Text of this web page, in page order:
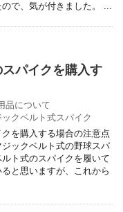
で、気が付きました。 ...
パイクを購入す
品について
ックベルト式スパイク
を購入する場合の注意点
ックベルト式の野球スパ
ト式のスパイクを履いて
と思いますが、これから